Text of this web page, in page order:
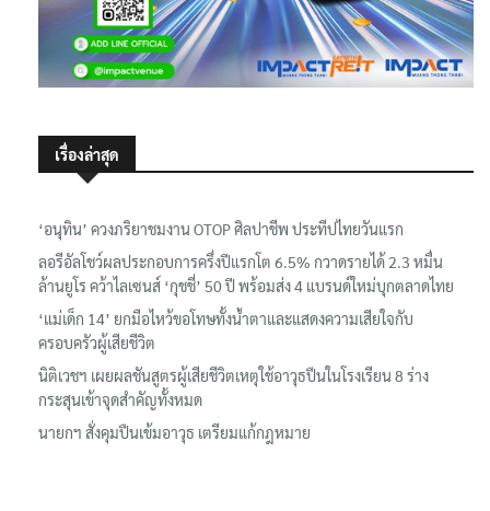
เรื่องล่าสุด
‘อนุทิน’ ควงภริยาชมงาน OTOP ศิลปาชีพ ประทีปไทยวันแรก
ลอรีอัลโชว์ผลประกอบการครึ่งปีแรกโต 6.5% กวาดรายได้ 2.3 หมื่น
ล้านยูโร คว้าไลเซนส์ ‘กุชชี่’ 50 ปี พร้อมส่ง 4 แบรนด์ใหม่บุกตลาดไทย
‘แม่เด็ก 14’ ยกมือไหว้ขอโทษทั้งน้ำตาและแสดงความเสียใจกับ
ครอบครัวผู้เสียชีวิต
นิติเวชฯ เผยผลชันสูตรผู้เสียชีวิตเหตุใช้อาวุธปืนในโรงเรียน 8 ร่าง
กระสุนเข้าจุดสำคัญทั้งหมด
นายกฯ สั่งคุมปืนเข้มอาวุธ เตรียมแก้กฎหมาย